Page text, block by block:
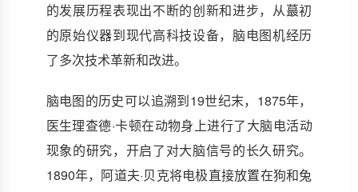
的发展历程表现出不断的创新和进步，从蕞初
的原始仪器到现代高科技设备，脑电图机经历
了多次技术革新和改进。
脑电图的历史可以追溯到19世纪末，1875年，
医生理查德·卡顿在动物身上进行了大脑电活动
现象的研究，开启了对大脑信号的长久研究。
1890年，阿道夫·贝克将电极直接放置在狗和兔